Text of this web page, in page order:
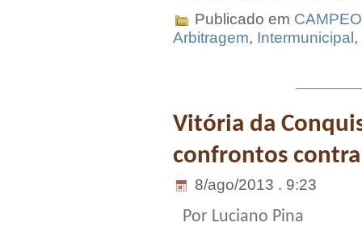
Publicado em
Arbitragem, Intermunicipal ,
Vitória da
confrontos contra
8/ago/2013 . 9:23
Por Luciano Pina